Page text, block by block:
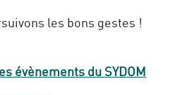
les bons gestes !
évènements du SYDOM